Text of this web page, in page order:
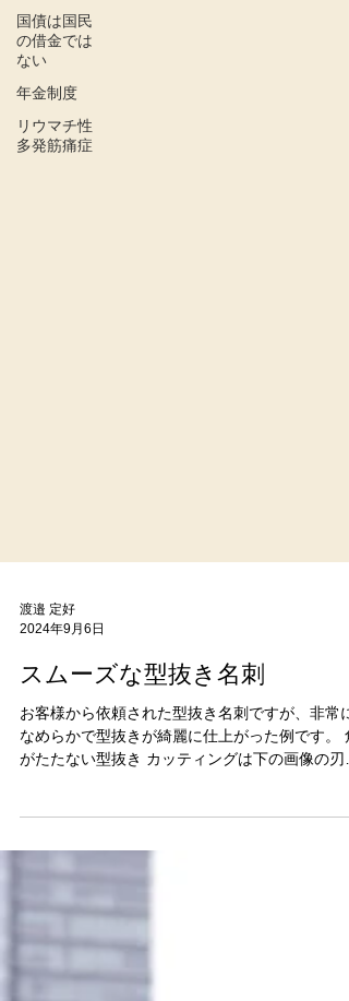
国債は国民
の借金では
ない
年金制度
リウマチ性
多発筋痛症
渡邉 定好
スムーズな型抜き名刺
使います。 そのためどうしても角があると紙が
羽立つ傾向があります。 左の型はどこにも「角